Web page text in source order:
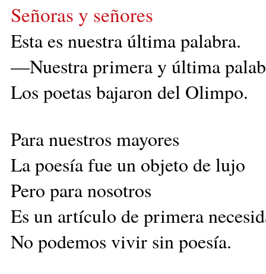
Señoras y señores
Esta es nuestra última palabra.
—Nuestra primera y última
Los poetas bajaron del Olimpo.
Para nuestros mayores
La poesía fue un objeto de lujo
Pero para nosotros
Es un artículo de primera
No podemos vivir sin poesía.